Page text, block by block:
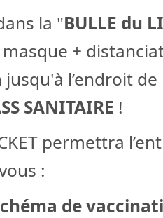
la "BULLE du
+
l’endroit
SANITAIRE !
permettra
:
de